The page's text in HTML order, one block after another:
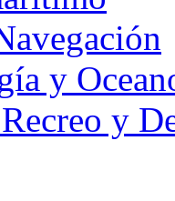
y
y